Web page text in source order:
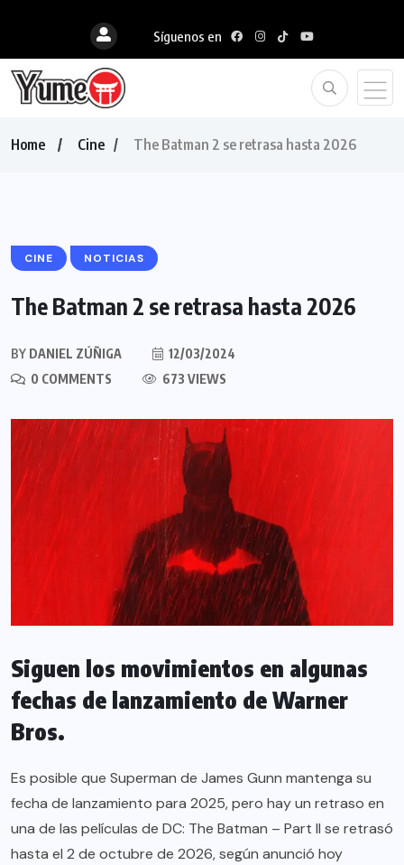
Síguenos en
Home Cine The Batman 2 se retrasa hasta 2026
CINE NOTICIAS
The Batman 2 se retrasa hasta 2026
BY DANIEL ZÚÑIGA
12/03/2024
0 COMMENTS
673 VIEWS
Siguen los movimientos en algunas
fechas de lanzamiento de Warner
Bros.
Es posible que Superman de James Gunn mantenga su
fecha de lanzamiento para 2025, pero hay un retraso en
una de las películas de DC: The Batman – Part II se retrasó
hasta el 2 de octubre de 2026, según anunció hoy